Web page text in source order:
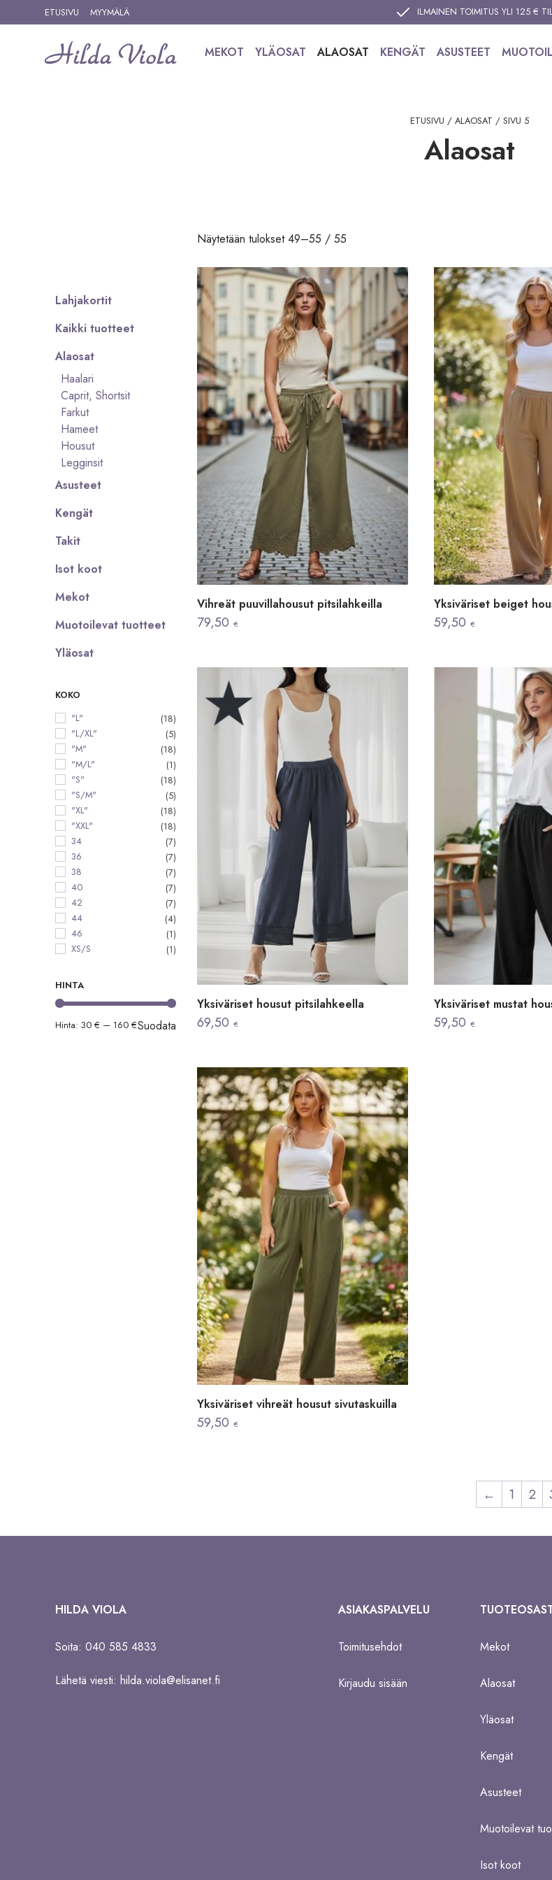
Siirry sisältöön
ETUSIVU MYYMÄLÄ ILMAINEN TOIMITUS YLI 125 €
MEKOT YLÄOSAT ALAOSAT KENGÄT ASUSTEET
ETUSIVU / ALAOSAT / SIVU 5
Alaosat
Lahjakortit
Kaikki tuotteet
Alaosat
Haalari
Caprit, Shortsit
Farkut
Hameet
Housut
Legginsit
Asusteet
Kengät
Takit
Isot koot
Mekot
Muotoilevat tuotteet
Yläosat
KOKO
"L"
(18)
"L/XL"
(5)
"M"
(18)
"M/L"
(1)
"S"
(18)
"S/M"
(5)
"XL"
(18)
"XXL"
(18)
34
(7)
36
(7)
38
(7)
40
(7)
42
(7)
44
(4)
46
(1)
XS/S
(1)
HINTA
Minimihinta
Maksimihinta
Suodata
Hinta: 30 € — 160 €
Näytetään tulokset 49–55 / 55
Vihreät puuvillahousut pitsilahkeilla
79,50 €
Yksiväriset beiget
59,50€
Yksiväriset housut pitsilahkeella
69,50 €
Yksiväriset mustat
59,50€
Yksiväriset vihreät housut sivutaskuilla
59,50 €
← 1 2
HILDA VIOLA
Soita: 040 585 4833
Lähetä viesti: hilda.viola@elisanet.fi
ASIAKASPALVELU
Toimitusehdot
Kirjaudu sisään
Mekot
Alaosat
Yläosat
Kengät
Asusteet
Muotoilevat
Isot koot